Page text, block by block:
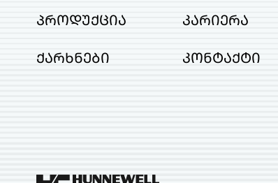
პროდუქცია
ქარხნები
კარიერა
კონტაქტი